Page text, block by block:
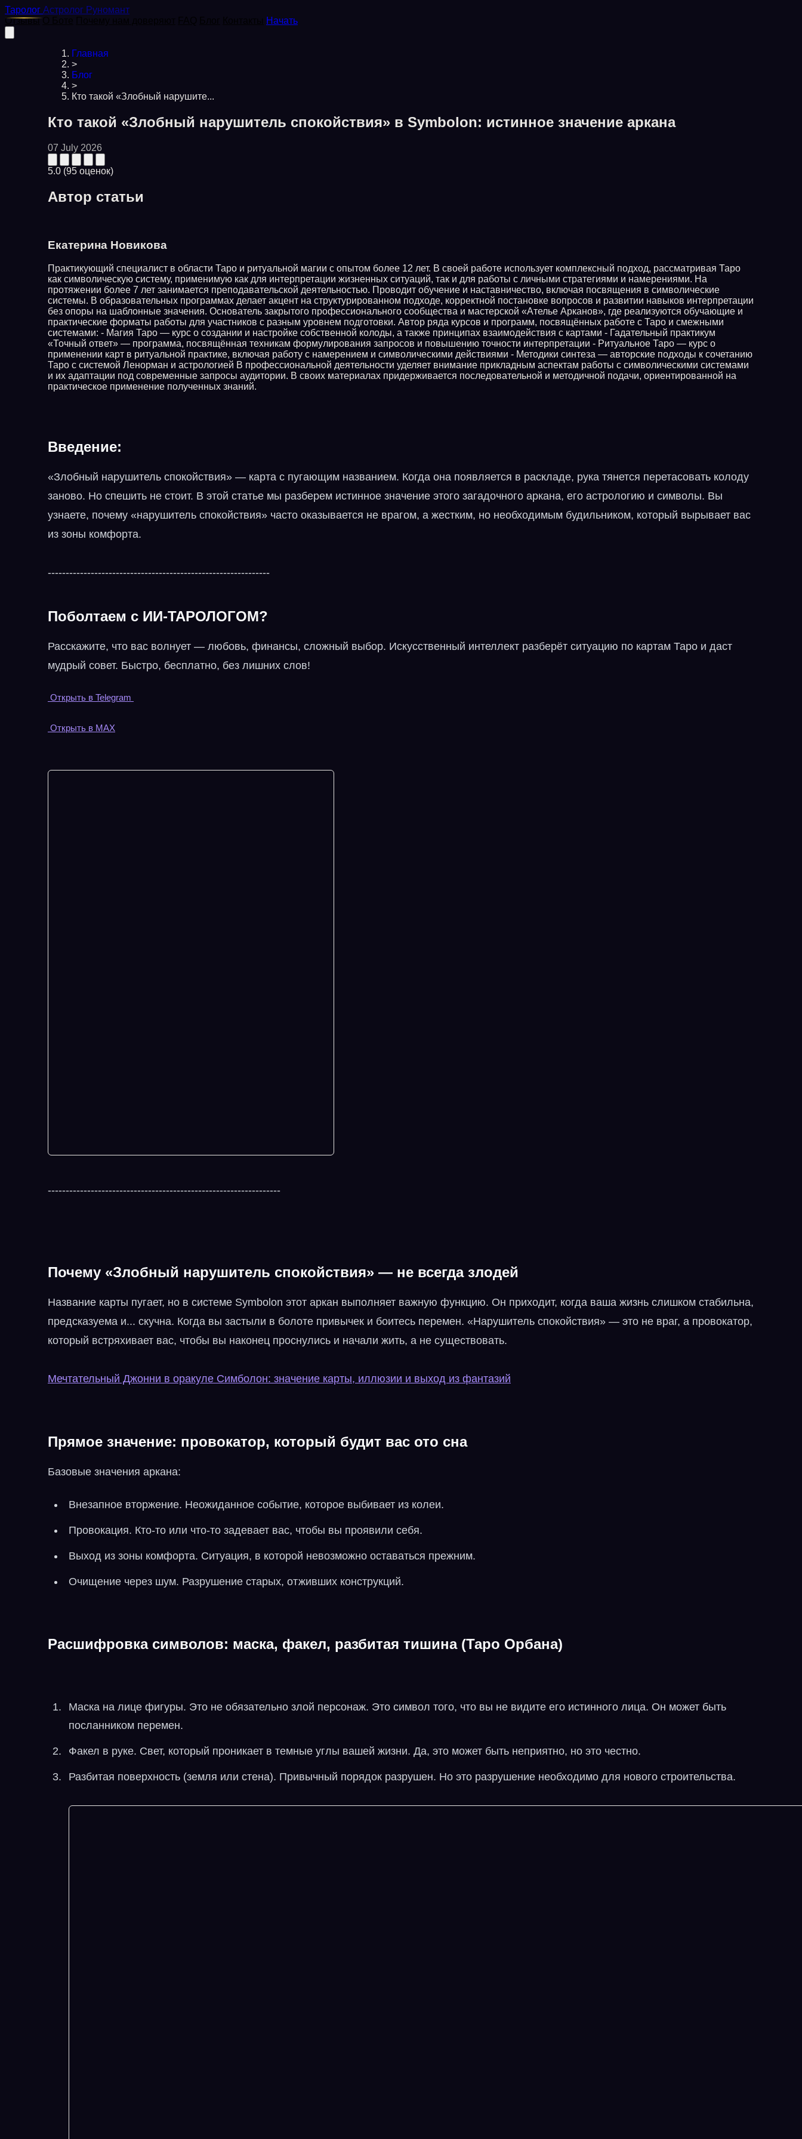
Таролог Астролог Руномант
Отзывы
Начать
Главная
>
Блог
>
Кто такой «Злобный нарушите...
Кто такой «Злобный нарушитель спокойствия» в Symbolon: истинное значение аркана
07 July 2026
5.0 (95 оценок)
Автор статьи
Екатерина Новикова
Практикующий специалист в области Таро и ритуальной магии с опытом более 12 лет. В своей работе использует комплексный подход, рассматривая Таро
как символическую систему, применимую как для интерпретации жизненных ситуаций, так и для работы с личными стратегиями и намерениями. На
протяжении более 7 лет занимается преподавательской деятельностью. Проводит обучение и наставничество, включая посвящения в символические
системы. В образовательных программах делает акцент на структурированном подходе, корректной постановке вопросов и развитии навыков интерпретации
без опоры на шаблонные значения. Основатель закрытого профессионального сообщества и мастерской «Ателье Арканов», где реализуются обучающие и
практические форматы работы для участников с разным уровнем подготовки. Автор ряда курсов и программ, посвящённых работе с Таро и смежными
системами: - Магия Таро — курс о создании и настройке собственной колоды, а также принципах взаимодействия с картами - Гадательный практикум
«Точный ответ» — программа, посвящённая техникам формулирования запросов и повышению точности интерпретации - Ритуальное Таро — курс о
применении карт в ритуальной практике, включая работу с намерением и символическими действиями - Методики синтеза — авторские подходы к сочетанию
Таро с системой Ленорман и астрологией В профессиональной деятельности уделяет внимание прикладным аспектам работы с символическими системами
и их адаптации под современные запросы аудитории. В своих материалах придерживается последовательной и методичной подачи, ориентированной на
практическое применение полученных знаний.
Введение:
«Злобный нарушитель спокойствия» — карта с пугающим названием. Когда она появляется в раскладе, рука тянется перетасовать колоду
заново. Но спешить не стоит. В этой статье мы разберем истинное значение этого загадочного аркана, его астрологию и символы. Вы
узнаете, почему «нарушитель спокойствия» часто оказывается не врагом, а жестким, но необходимым будильником, который вырывает вас
из зоны комфорта.
--------------------------------------------------------------
Поболтаем с ИИ‑ТАРОЛОГОМ?
Расскажите, что вас волнует — любовь, финансы, сложный выбор. Искусственный интеллект разберёт ситуацию по картам Таро и даст
мудрый совет. Быстро, бесплатно, без лишних слов!
Открыть в Telegram
Открыть в MAX
-----------------------------------------------------------------
Почему «Злобный нарушитель спокойствия» — не всегда злодей
Название карты пугает, но в системе Symbolon этот аркан выполняет важную функцию. Он приходит, когда ваша жизнь слишком стабильна,
предсказуема и... скучна. Когда вы застыли в болоте привычек и боитесь перемен. «Нарушитель спокойствия» — это не враг, а провокатор,
который встряхивает вас, чтобы вы наконец проснулись и начали жить, а не существовать.
Мечтательный Джонни в оракуле Симболон: значение карты, иллюзии и выход из фантазий
Прямое значение: провокатор, который будит вас ото сна
Базовые значения аркана:
Внезапное вторжение. Неожиданное событие, которое выбивает из колеи.
Провокация. Кто-то или что-то задевает вас, чтобы вы проявили себя.
Выход из зоны комфорта. Ситуация, в которой невозможно оставаться прежним.
Очищение через шум. Разрушение старых, отживших конструкций.
Расшифровка символов: маска, факел, разбитая тишина (Таро Орбана)
Маска на лице фигуры. Это не обязательно злой персонаж. Это символ того, что вы не видите его истинного лица. Он может быть
посланником перемен.
Факел в руке. Свет, который проникает в темные углы вашей жизни. Да, это может быть неприятно, но это честно.
Разбитая поверхность (земля или стена). Привычный порядок разрушен. Но это разрушение необходимо для нового строительства.